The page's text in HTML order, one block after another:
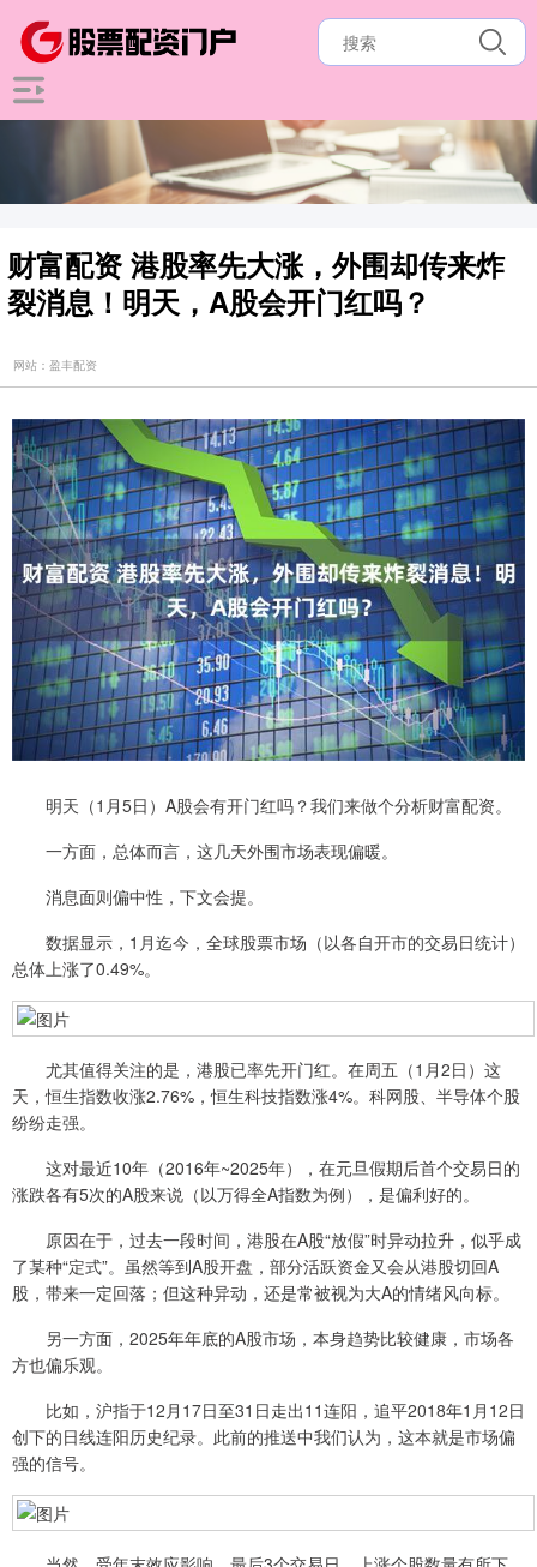
财富配资 港股率先大涨，外围却传来炸
裂消息！明天，A股会开门红吗？
网站：盈丰配资
明天（1月5日）A股会有开门红吗？我们来做个分析财富配资。
一方面，总体而言，这几天外围市场表现偏暖。
消息面则偏中性，下文会提。
数据显示，1月迄今，全球股票市场（以各自开市的交易日统计）
总体上涨了0.49%。
尤其值得关注的是，港股已率先开门红。在周五（1月2日）这
天，恒生指数收涨2.76%，恒生科技指数涨4%。科网股、半导体个股
纷纷走强。
这对最近10年（2016年~2025年），在元旦假期后首个交易日的
涨跌各有5次的A股来说（以万得全A指数为例），是偏利好的。
原因在于，过去一段时间，港股在A股“放假”时异动拉升，似乎成
了某种“定式”。虽然等到A股开盘，部分活跃资金又会从港股切回A
股，带来一定回落；但这种异动，还是常被视为大A的情绪风向标。
另一方面，2025年年底的A股市场，本身趋势比较健康，市场各
方也偏乐观。
比如，沪指于12月17日至31日走出11连阳，追平2018年1月12日
创下的日线连阳历史纪录。此前的推送中我们认为，这本就是市场偏
强的信号。